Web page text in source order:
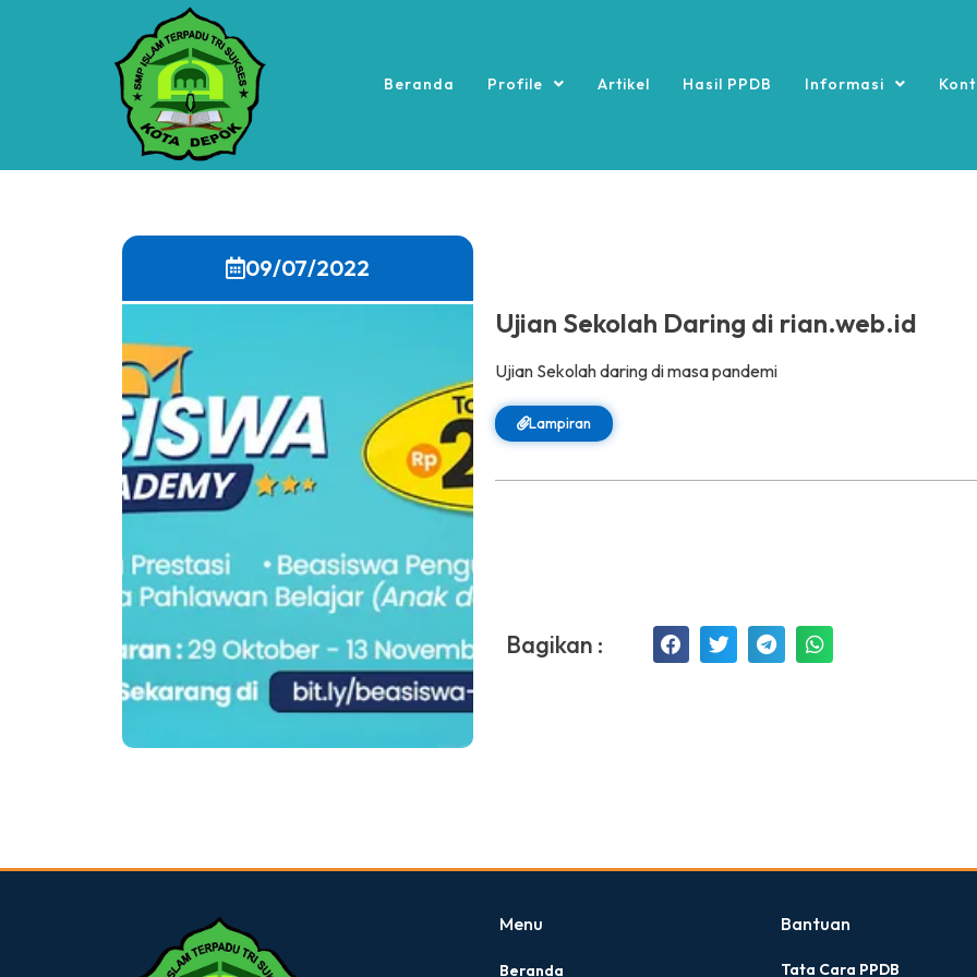
Beranda Profile Artikel Hasil PPDB Informasi
09/07/2022
Ujian Sekolah Daring di rian.web.id
Ujian Sekolah daring di masa pandemi
Lampiran
Bagikan :
Menu
Beranda
Bantuan
Tata Cara PPDB